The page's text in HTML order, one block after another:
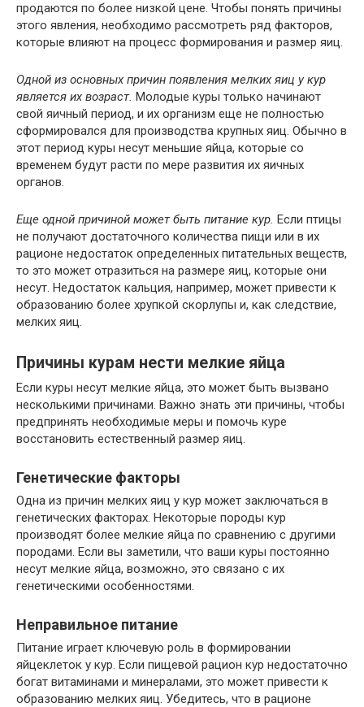
продаются по более низкой цене. Чтобы понять причины
этого явления, необходимо рассмотреть ряд факторов,
которые влияют на процесс формирования и размер яиц.
Одной из основных причин появления мелких яиц у кур
является их возраст. Молодые куры только начинают
свой яичный период, и их организм еще не полностью
сформировался для производства крупных яиц. Обычно в
этот период куры несут меньшие яйца, которые со
временем будут расти по мере развития их яичных
органов.
Еще одной причиной может быть питание кур. Если птицы
не получают достаточного количества пищи или в их
рационе недостаток определенных питательных веществ,
то это может отразиться на размере яиц, которые они
несут. Недостаток кальция, например, может привести к
образованию более хрупкой скорлупы и, как следствие,
мелких яиц.
Причины курам нести мелкие яйца
Если куры несут мелкие яйца, это может быть вызвано
несколькими причинами. Важно знать эти причины, чтобы
предпринять необходимые меры и помочь куре
восстановить естественный размер яиц.
Генетические факторы
Одна из причин мелких яиц у кур может заключаться в
генетических факторах. Некоторые породы кур
производят более мелкие яйца по сравнению с другими
породами. Если вы заметили, что ваши куры постоянно
несут мелкие яйца, возможно, это связано с их
генетическими особенностями.
Неправильное питание
Питание играет ключевую роль в формировании
яйцеклеток у кур. Если пищевой рацион кур недостаточно
богат витаминами и минералами, это может привести к
образованию мелких яиц. Убедитесь, что в рационе